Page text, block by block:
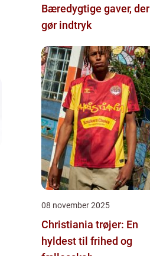
Bæredygtige gaver, der
gør indtryk
08 november 2025
Christiania trøjer: En
hyldest til frihed og